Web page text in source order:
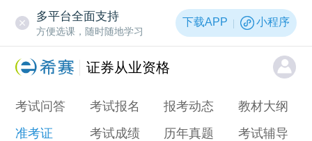
多平台全面支持
方便选课，随时随地学习
下载APP 小程序
证券从业资格
考试问答 考试报名 报考动态
教材大纲
准考证
考试成绩 历年真题 考试辅导